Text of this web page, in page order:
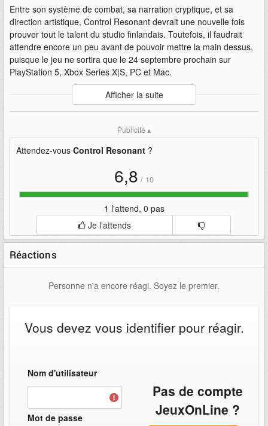
Entre son système de combat, sa narration cryptique, et sa
direction artistique, Control Resonant devrait une nouvelle fois
prouver tout le talent du studio finlandais. Toutefois, il faudrait
attendre encore un peu avant de pouvoir mettre la main dessus,
puisque le jeu ne sortira que le 24 septembre prochain sur
PlayStation 5, Xbox Series X|S, PC et Mac.
Auteur
Remedy Entertainment
: Lianai
remedy-entertainment
Afficher la suite
Publicité ▴
Attendez-vous Control Resonant ?
6,8 / 10
1 l'attend, 0 pas
Je l'attends
Réactions
Personne n'a encore réagi. Soyez le premier.
Vous devez vous identifier pour réagir.
Nom d'utilisateur
Mot de passe
Pas de compte
JeuxOnLine ?